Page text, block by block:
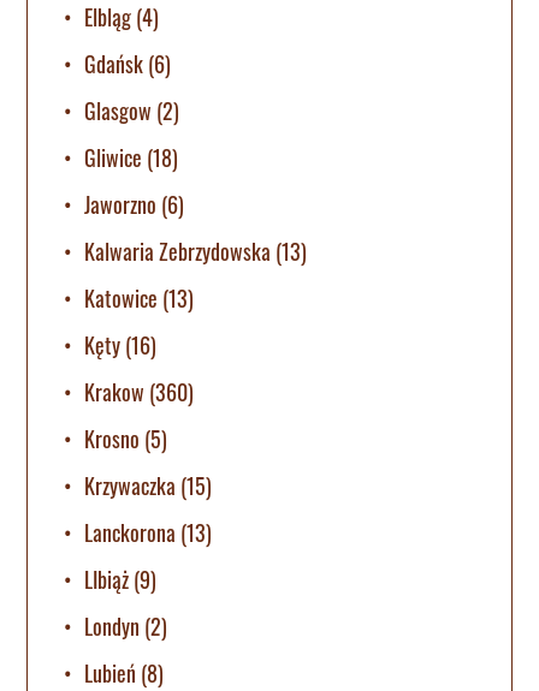
Elbląg(4)
Gdańsk(6)
Glasgow (2)
Gliwice (18)
Jaworzno (6)
Kalwaria Zebrzydowska (13)
Katowice (13)
Kęty(16)
Krakow (360)
Krosno (5)
Krzywaczka (15)
Lanckorona (13)
LIbiąż(9)
Londyn (2)
Lubień (8)